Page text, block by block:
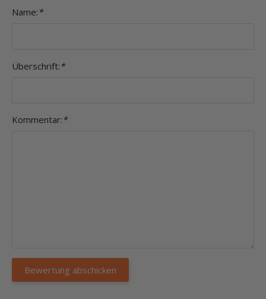
Name: *
Überschrift: *
Kommentar: *